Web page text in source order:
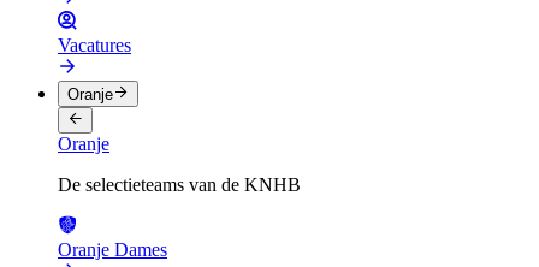
Vacatures
Oranje
Oranje
De selectieteams van de KNHB
Oranje Dames